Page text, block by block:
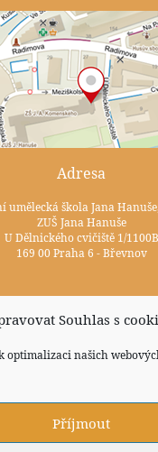
Souhlas s
optimalizaci našich
Příjmout
Adresa
umělecká škola Jana
ZUŠ Jana Hanuše
U Dělnického cvičiště 1/1100B
169 00 Praha 6 - Břevnov
Sociální sítě